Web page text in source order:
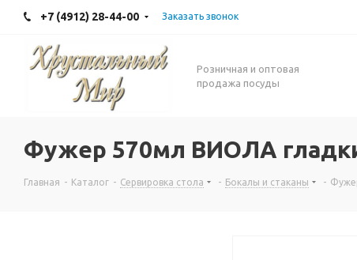
+7 (4912) 28-44-00 Заказать звонок
Розничная и оптовая
продажа посуды
Фужер 570мл ВИОЛА
Главная - Каталог - Сервировка стола - Бокалы и стаканы -